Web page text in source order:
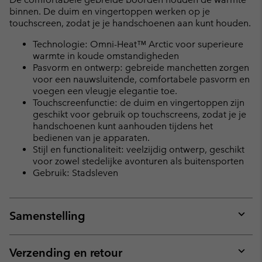
binnen. De duim en vingertoppen werken op je
touchscreen, zodat je je handschoenen aan kunt houden.
Technologie: Omni-Heat™ Arctic voor superieure
warmte in koude omstandigheden
Pasvorm en ontwerp: gebreide manchetten zorgen
voor een nauwsluitende, comfortabele pasvorm en
voegen een vleugje elegantie toe.
Touchscreenfunctie: de duim en vingertoppen zijn
geschikt voor gebruik op touchscreens, zodat je je
handschoenen kunt aanhouden tijdens het
bedienen van je apparaten.
Stijl en functionaliteit: veelzijdig ontwerp, geschikt
voor zowel stedelijke avonturen als buitensporten
Gebruik: Stadsleven
Samenstelling
or
Verzending en retour